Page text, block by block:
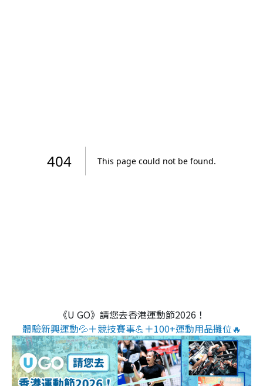
《U GO》請您去香港運動節2026！
體驗新興運動💦＋競技賽事💪＋100+運動用品攤位🔥